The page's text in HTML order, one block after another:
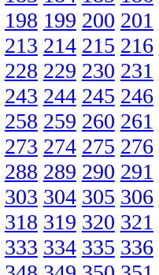
198 199 200 201
213 214 215 216
228 229 230 231
243 244 245 246
258 259 260 261
273 274 275 276
288 289 290 291
303 304 305 306
318 319 320 321
333 334 335 336